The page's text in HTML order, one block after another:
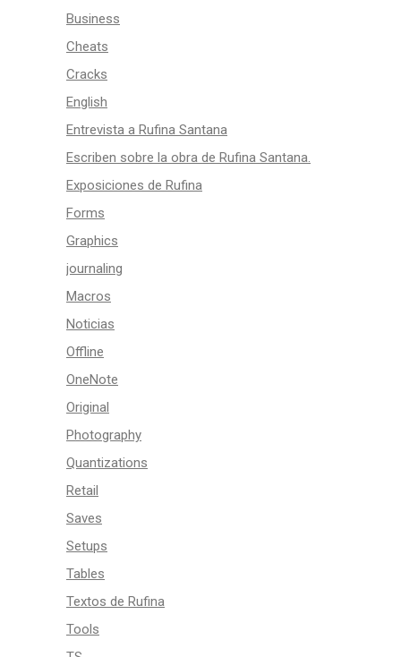
Business
Cheats
Cracks
English
Entrevista a Rufina Santana
Escriben sobre la obra de Rufina Santana.
Exposiciones de Rufina
Forms
Graphics
journaling
Macros
Noticias
Offline
OneNote
Original
Photography
Quantizations
Retail
Saves
Setups
Tables
Textos de Rufina
Tools